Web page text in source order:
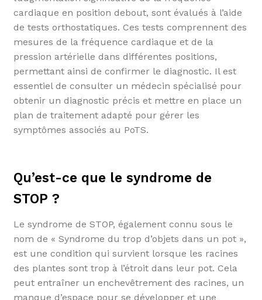
cardiaque en position debout, sont évalués à l’aide
de tests orthostatiques. Ces tests comprennent des
mesures de la fréquence cardiaque et de la
pression artérielle dans différentes positions,
permettant ainsi de confirmer le diagnostic. Il est
essentiel de consulter un médecin spécialisé pour
obtenir un diagnostic précis et mettre en place un
plan de traitement adapté pour gérer les
symptômes associés au PoTS.
Qu’est-ce que le syndrome de
STOP ?
Le syndrome de STOP, également connu sous le
nom de « Syndrome du trop d’objets dans un pot »,
est une condition qui survient lorsque les racines
des plantes sont trop à l’étroit dans leur pot. Cela
peut entraîner un enchevêtrement des racines, un
manque d’espace pour se développer et une